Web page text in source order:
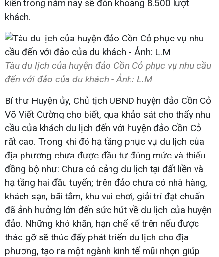
kiến trong năm nay sẽ đón khoảng 8.500 lượt
khách.
Tàu du lịch của huyện đảo Cồn Cỏ phục vụ nhu cầu
đến với đảo của du khách - Ảnh: L.M
Bí thư Huyện ủy, Chủ tịch UBND huyện đảo Cồn Cỏ
Võ Viết Cường cho biết, qua khảo sát cho thấy nhu
cầu của khách du lịch đến với huyện đảo Cồn Cỏ
rất cao. Trong khi đó hạ tầng phục vụ du lịch của
địa phương chưa được đầu tư đúng mức và thiếu
đồng bộ như: Chưa có cảng du lịch tại đất liền và
hạ tầng hai đầu tuyến; trên đảo chưa có nhà hàng,
khách sạn, bãi tắm, khu vui chơi, giải trí đạt chuẩn
đã ảnh hưởng lớn đến sức hút về du lịch của huyện
đảo. Những khó khăn, hạn chế kể trên nếu được
tháo gỡ sẽ thúc đẩy phát triển du lịch cho địa
phương, tạo ra một ngành kinh tế mũi nhọn giúp